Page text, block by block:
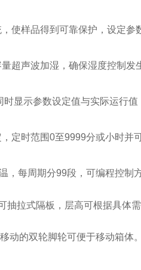
，使样品得到可靠保护，设定参
量超声波加湿，确保湿度控制发
时显示参数设定值与实际运行值
定时范围0至9999分或小时并
，每周期分99段，可编程控制
抽拉式隔板，层高可根据具体需
动的双轮脚轮可便于移动箱体。